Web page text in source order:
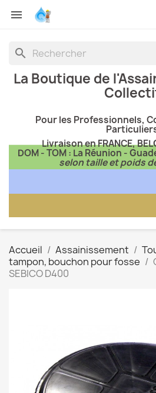

search
La Boutique de
Pour les Professionnels,
Livraison en FRANCE,
DOM - TOM : La Réunion -
selon taille et poids
Accueil Assainissement
tampon, bouchon pour fosse
SEBICO D400